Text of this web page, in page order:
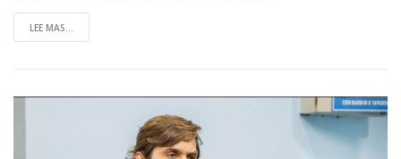
LEE MAS...